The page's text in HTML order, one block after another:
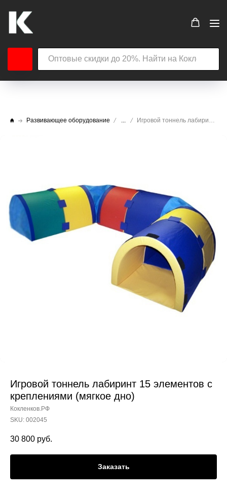
Развивающее оборудование ... Игровой тоннель лабиринт 15 элементов с креплениями (мягкое дно)
Игровой тоннель лабиринт 15 элементов с
креплениями (мягкое дно)
Кокленков.РФ
SKU: 002045
30 800 руб.
Заказать